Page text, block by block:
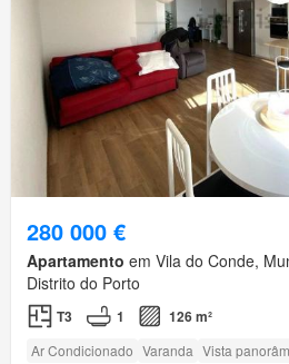
280 000 €
Apartamento em Vila do Conde,
Distrito do Porto
T3 1 126 m²
Ar Condicionado Varanda Vista